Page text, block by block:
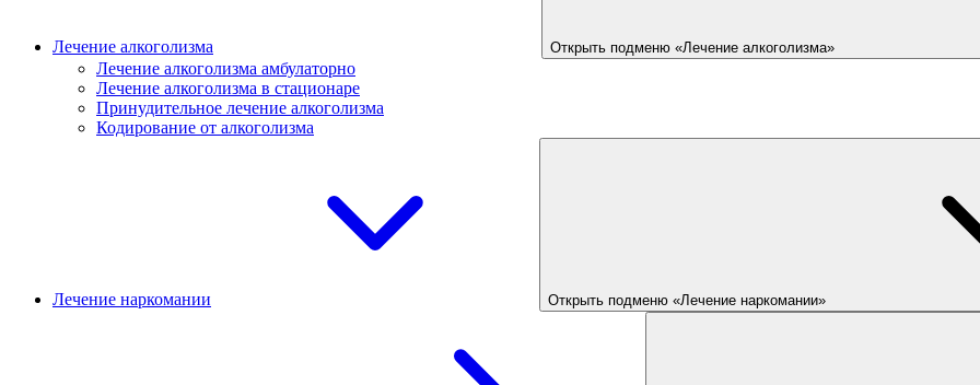
Лечение алкоголизма Открыть подменю «Лечение алкоголизма»
Лечение алкоголизма амбулаторно
Лечение алкоголизма в стационаре
Принудительное лечение алкоголизма
Кодирование от алкоголизма
Лечение наркомании Открыть подменю «Лечение наркомании»